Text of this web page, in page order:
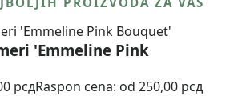
'Emmeline Pink
рсдRaspon cena: od 250,00 рсд